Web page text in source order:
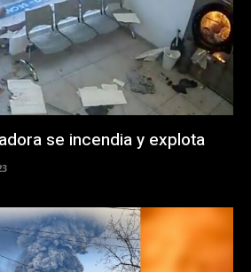
se incendia y explota